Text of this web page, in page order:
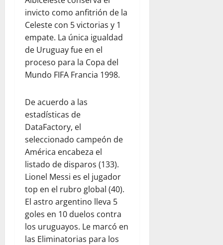
invicto como anfitrión de la
Celeste con 5 victorias y 1
empate. La única igualdad
de Uruguay fue en el
proceso para la Copa del
Mundo FIFA Francia 1998.
De acuerdo a las
estadísticas de
DataFactory, el
seleccionado campeón de
América encabeza el
listado de disparos (133).
Lionel Messi es el jugador
top en el rubro global (40).
El astro argentino lleva 5
goles en 10 duelos contra
los uruguayos. Le marcó en
las Eliminatorias para los